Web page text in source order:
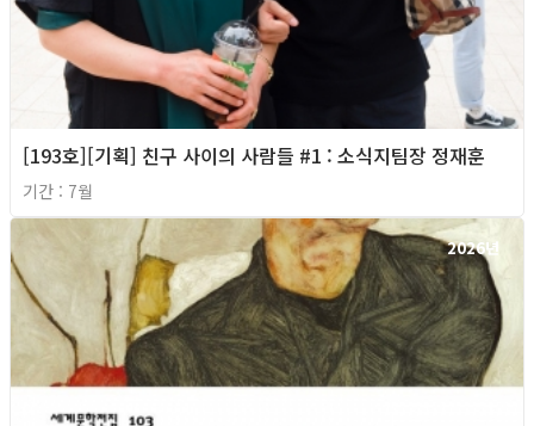
[193호][기획] 친구 사이의 사람들 #1 : 소식지팀장 정재훈
기간 : 7월
2026년